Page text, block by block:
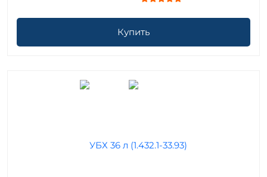
Купить